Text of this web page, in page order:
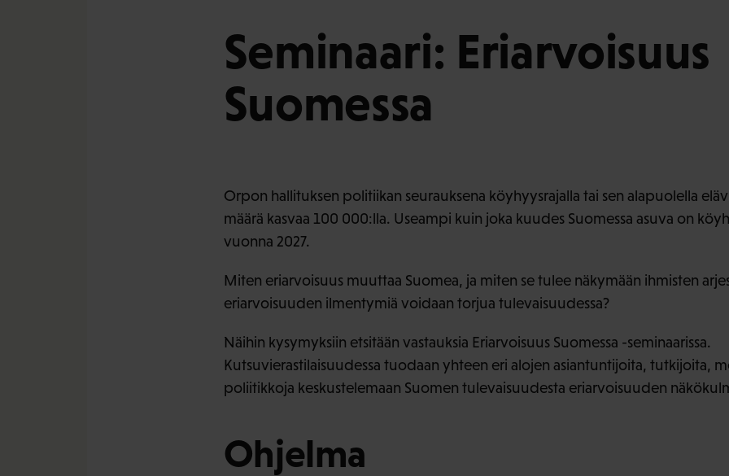
Seminaari: Eriarvoisuus
Suomessa
Orpon hallituksen politiikan seurauksena köyhyysrajalla tai sen alapuolella
määrä kasvaa 100 000:lla. Useampi kuin joka kuudes Suomessa asuva on
vuonna 2027.
Miten eriarvoisuus muuttaa Suomea, ja miten se tulee näkymään ihmisten
eriarvoisuuden ilmentymiä voidaan torjua tulevaisuudessa?
Näihin kysymyksiin etsitään vastauksia Eriarvoisuus Suomessa -seminaarissa.
Kutsuvierastilaisuudessa tuodaan yhteen eri alojen asiantuntijoita, tutkijoita,
poliitikkoja keskustelemaan Suomen tulevaisuudesta eriarvoisuuden
Ohjelma